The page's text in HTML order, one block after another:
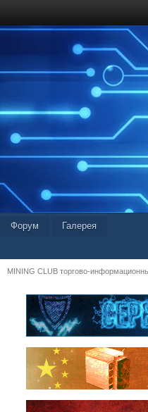
Форум Галерея
MINING CLUB торгово-